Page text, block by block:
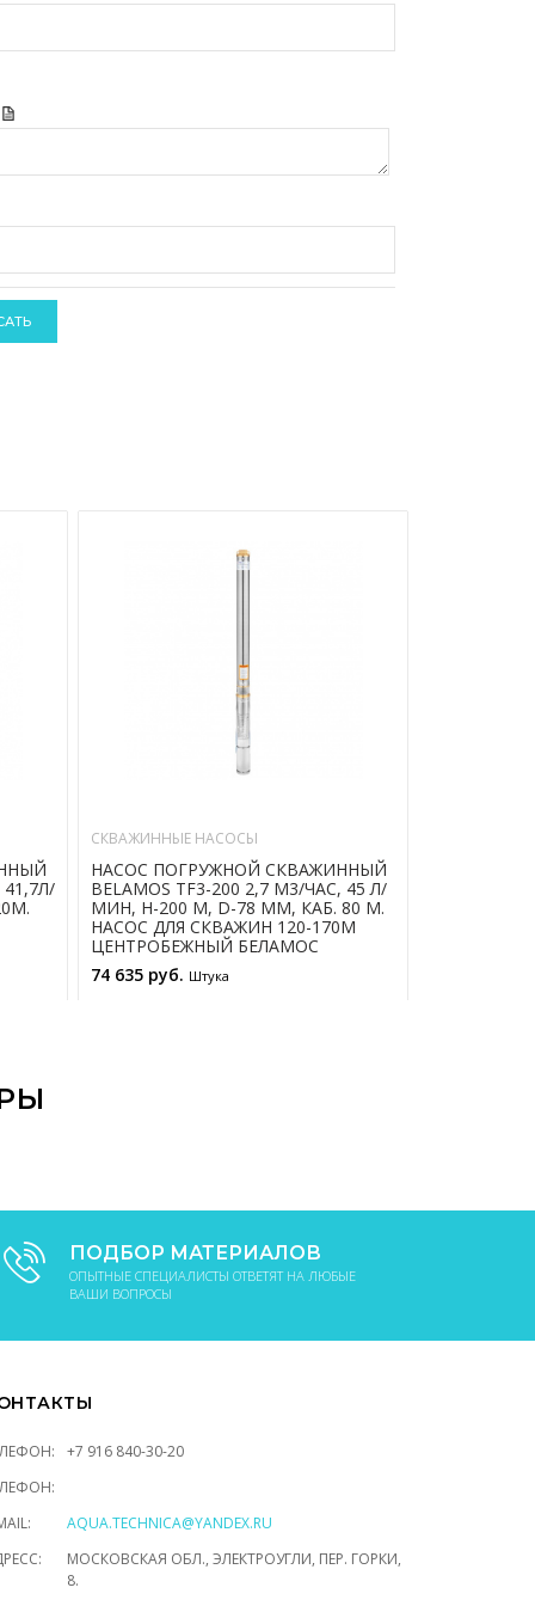
41,7Л/
СКВАЖИННЫЕ НАСОСЫ
НАСОС ПОГРУЖНОЙ СКВАЖИННЫЙ
BELAMOS TF3-200 2,7 М3/ЧАС, 45 Л/
МИН, Н-200 М, D-78 ММ, КАБ. 80 М.
НАСОС ДЛЯ СКВАЖИН 120-170М
ЦЕНТРОБЕЖНЫЙ БЕЛАМОС
74 635 руб. Штука
ПОДБОР МАТЕРИАЛОВ
ОПЫТНЫЕ СПЕЦИАЛИСТЫ ОТВЕТЯТ НА ЛЮБЫЕ
ВАШИ ВОПРОСЫ
+7 916 840-30-20
AQUA.TECHNICA@YANDEX.RU
МОСКОВСКАЯ ОБЛ., ЭЛЕКТРОУГЛИ, ПЕР. ГОРКИ,
8.